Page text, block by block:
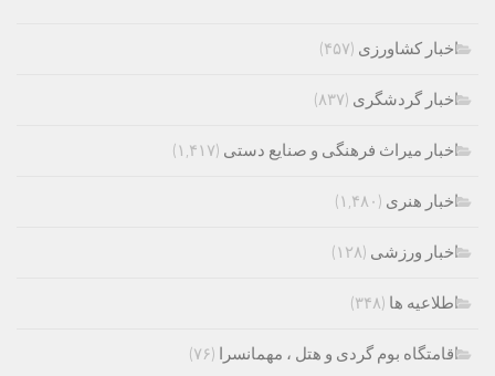
اخبار کشاورزی (۴۵۷)
اخبار گردشگری (۸۳۷)
اخبار میراث فرهنگی و صنایع دستی (۱,۴۱۷)
اخبار هنری (۱,۴۸۰)
اخبار ورزشی (۱۲۸)
اطلاعیه ها (۳۴۸)
اقامتگاه بوم گردی و هتل ، مهمانسرا (۷۶)